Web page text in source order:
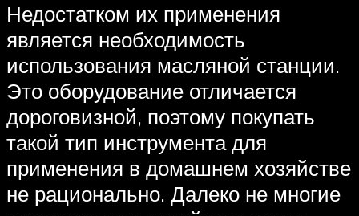
Недостатком их применения
является необходимость
использования масляной станции.
Это оборудование отличается
дороговизной, поэтому покупать
такой тип инструмента для
применения в домашнем хозяйстве
не рационально. Далеко не многие